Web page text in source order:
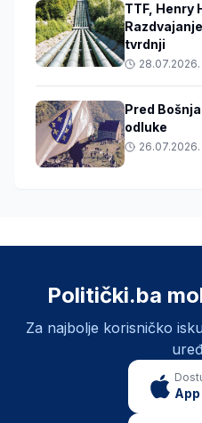
TTF, Henry
tvrdnji
28.07.2026.
Pred
odluke
26.07.2026.
Politički.ba
Za najbolje korisničko